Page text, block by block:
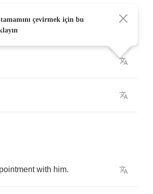
with him.
çevirmek için bu